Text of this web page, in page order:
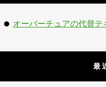
オーバーチュアの代替
最